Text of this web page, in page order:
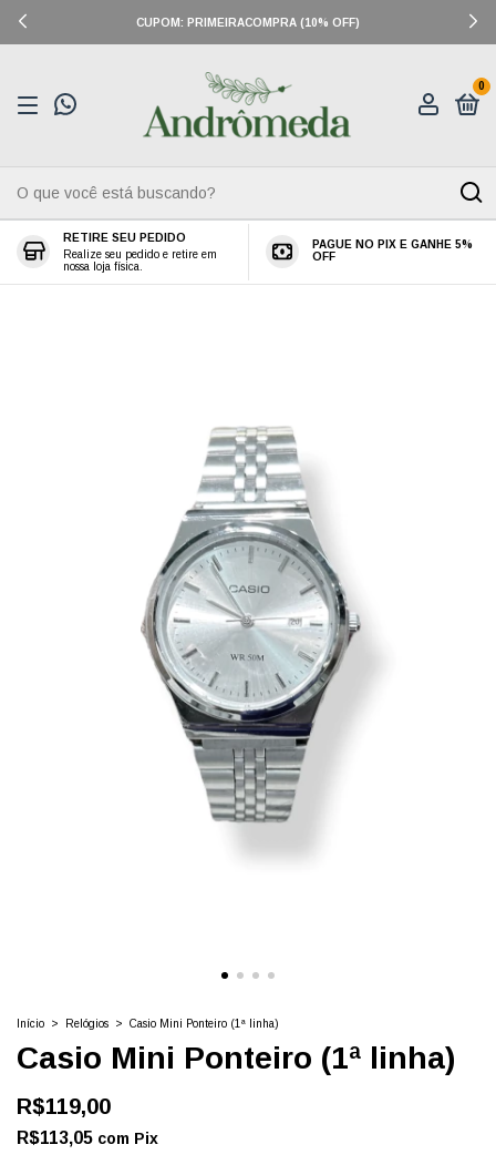
CUPOM: PRIMEIRACOMPRA (10% OFF)
0
RETIRE SEU PEDIDO
Realize seu pedido e retire em
nossa loja física.
PAGUE NO PIX E GANHE 5%
OFF
Início > Relógios > Casio Mini Ponteiro (1ª linha)
Casio Mini Ponteiro (1ª linha)
R$119,00
R$113,05 com Pix